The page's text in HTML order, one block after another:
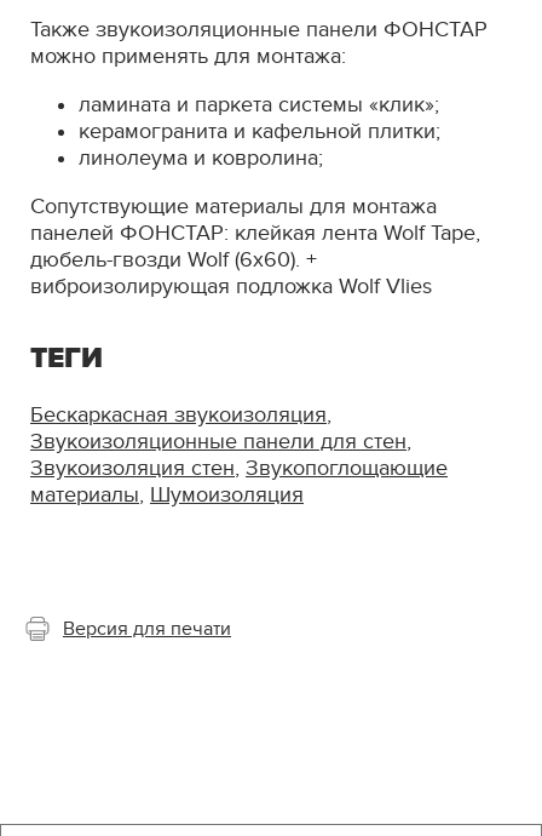
Также звукоизоляционные панели ФОНСТАР
можно применять для монтажа:
ламината и паркета системы «клик»;
керамогранита и кафельной плитки;
линолеума и ковролина;
Сопутствующие материалы для монтажа
панелей ФОНСТАР: клейкая лента Wolf Tape,
дюбель-гвозди Wolf (6х60). +
виброизолирующая подложка Wolf Vlies
ТЕГИ
Бескаркасная звукоизоляция,
Звукоизоляционные панели для стен,
Звукоизоляция стен, Звукопоглощающие
материалы, Шумоизоляция
Версия для печати